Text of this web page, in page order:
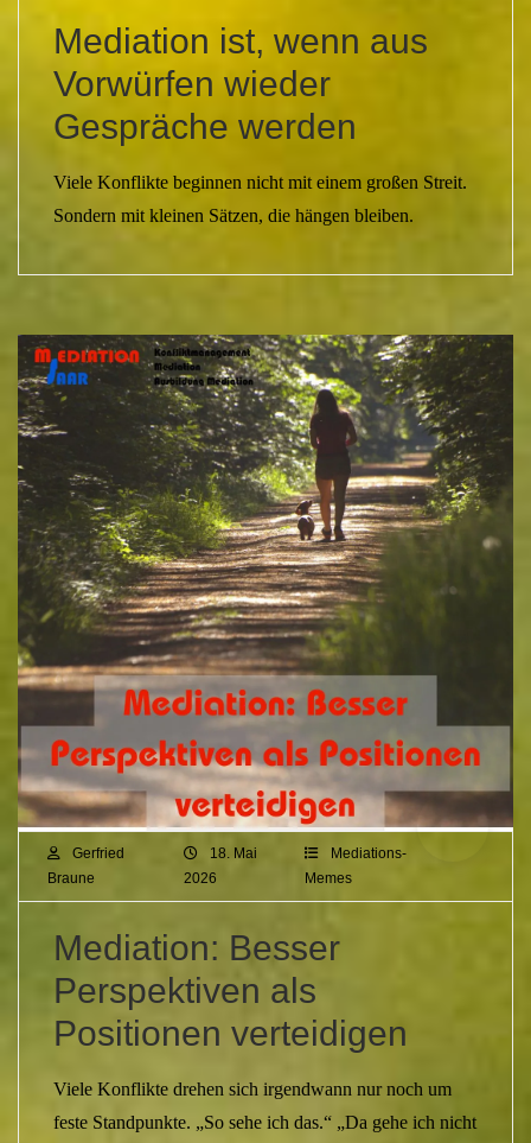
Mediation ist, wenn aus
Vorwürfen wieder
Gespräche werden
Viele Konflikte beginnen nicht mit einem großen Streit.
Sondern mit kleinen Sätzen, die hängen bleiben.
Gerfried
Braune
18. Mai
2026
Mediations-
Memes
Mediation: Besser
Perspektiven als
Positionen verteidigen
Viele Konflikte drehen sich irgendwann nur noch um
feste Standpunkte. „So sehe ich das.“ „Da gehe ich nicht